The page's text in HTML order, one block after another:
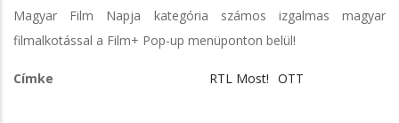
Magyar Film Napja kategória számos izgalmas magyar
filmalkotással a Film+ Pop-up menüponton belül!
Címke RTL Most! OTT